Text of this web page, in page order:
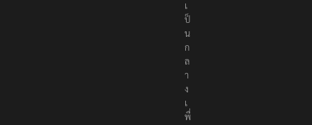
อ
ง
เ
ป็
น
ก
ล
า
ง